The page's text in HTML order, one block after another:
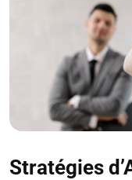
Stratégies